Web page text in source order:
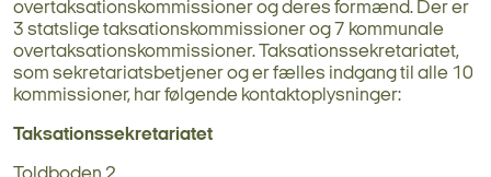
overtaksationskommissioner og deres formænd. Der er
3 statslige taksationskommissioner og 7 kommunale
overtaksationskommissioner. Taksationssekretariatet,
som sekretariatsbetjener og er fælles indgang til alle 10
kommissioner, har følgende kontaktoplysninger:
Taksationssekretariatet